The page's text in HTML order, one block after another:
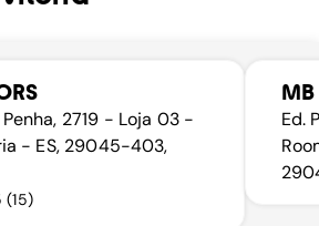
Penha, 2719 - Loja 03 -
- ES, 29045-403,
(15)
Ed.